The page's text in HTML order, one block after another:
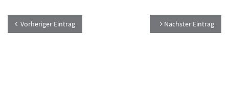
Vorheriger Eintrag Nächster Eintrag